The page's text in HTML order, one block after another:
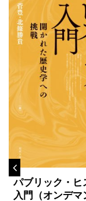
パブリック・ヒ
入門（オンデマ